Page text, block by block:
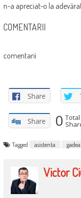
n-a apreciat-o la
COMENTARII
comentarii
Share
Share 0 Total
Tagged asistenta gadea
Victor